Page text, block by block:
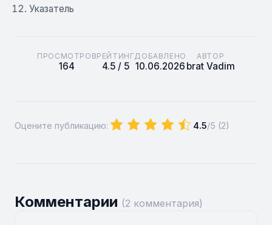
Указатель
ПРОСМОТРОВ
164
РЕЙТИНГ
4.5 / 5
ДОБАВЛЕНО
10.06.2026
АВТОР
brat Vadim
Оцените публикацию: 4.5/5 (2)
Комментарии (2 комментария)